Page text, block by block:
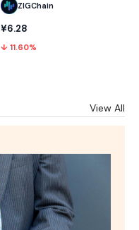
ZIGChain
¥6.28
↓ 11.60%
View All